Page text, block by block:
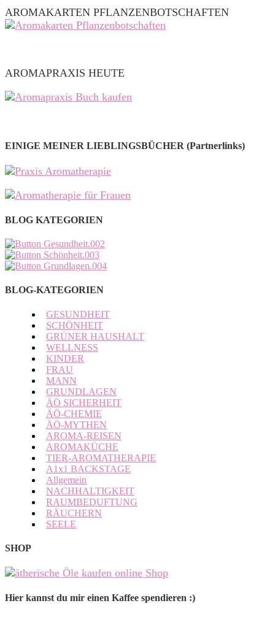
AROMAKARTEN PFLANZENBOTSCHAFTEN
AROMAPRAXIS HEUTE
EINIGE MEINER LIEBLINGSBÜCHER (Partnerlinks)
BLOG KATEGORIEN
BLOG-KATEGORIEN
GESUNDHEIT
SCHÖNHEIT
GRÜNER HAUSHALT
WELLNESS
KINDER
FRAU
MANN
GRUNDLAGEN
ÄÖ SICHERHEIT
ÄÖ-CHEMIE
ÄÖ-MYTHEN
AROMA-REISEN
AROMAKÜCHE
TIER-AROMATHERAPIE
A1x1 BACKSTAGE
Allgemein
NACHHALTIGKEIT
RAUMBEDUFTUNG
RÄUCHERN
SEELE
SHOP
Hier kannst du mir einen Kaffee spendieren :)